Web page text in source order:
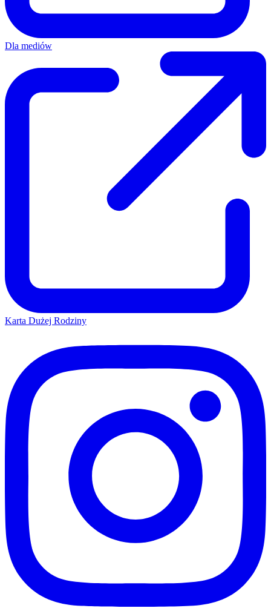
Dla mediów
Karta Dużej Rodziny